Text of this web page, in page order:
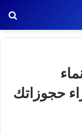
حجوزاتك